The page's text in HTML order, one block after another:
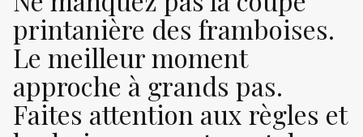
printanière des framboises.
Le meilleur moment
approche à grands pas.
Faites attention aux règles et